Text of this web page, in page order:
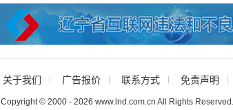
关于我们 广告报价 联系方式 免责声明
Copyright © 2000 - 2026 www.lnd.com.cn All Rights Reserved.